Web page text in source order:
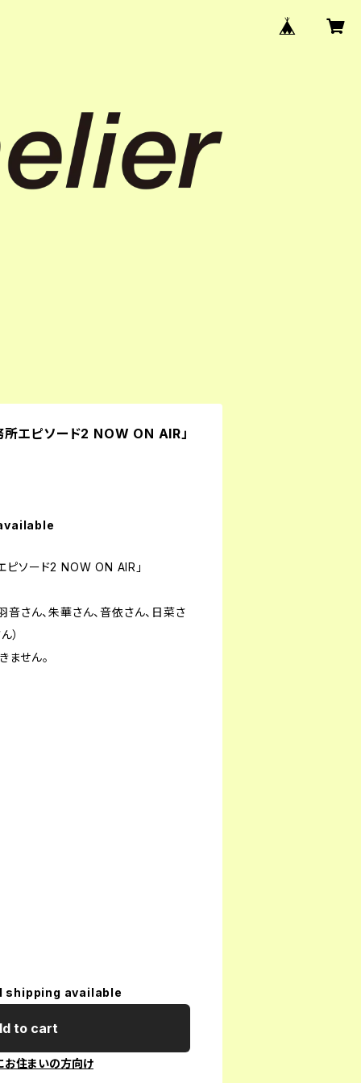
エピソード2 NOW ON AIR」
ピソード2 NOW ON AIR」
音さん、朱華さん、音依さん、日菜さ
）
ません。
shipping available
to cart
お住まいの方向け